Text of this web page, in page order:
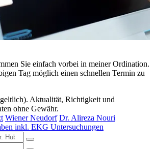
Sie einfach vorbei in meiner Ordination.
Tag möglich einen schnellen Termin zu
Aktualität, Richtigkeit und
ohne Gewähr.
Wiener Neudorf Dr. Alireza Nouri
inkl. EKG Untersuchungen